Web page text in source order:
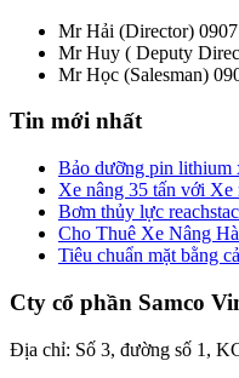
Mr Hải (Director)
Mr Huy ( Deputy
Mr Học (Salesman)
Tin mới nhất
Bảo dưỡng pin lithium
Xe nâng 35 tấn với Xe
Bơm thủy lực
Cho Thuê Xe Nâng
Tiêu chuẩn mặt bằng
Cty cổ phần Samco
Địa chỉ: Số 3, đường số 1,